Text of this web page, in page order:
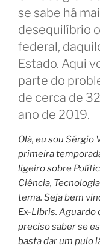
se sabe há
desequilíbrio
federal,
Estado. Aqui
parte do
de cerca de
ano de 2019.
Olá, eu sou Sérgio
primeira
ligeiro sobre
Ciência,
tema. Seja bem
Ex-Libris. Aguardo
preciso saber se
basta dar um pulo